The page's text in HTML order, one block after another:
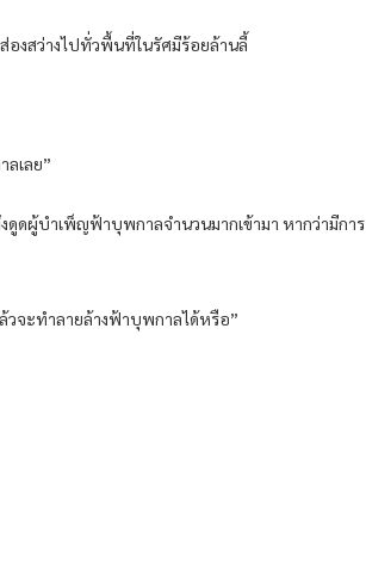
องสว่างไปทั่วพื้นที่ในรัศมีร้อยล้านลี้
เลย”
ดูดผู้บำเพ็ญฟ้าบุพกาลจำนวนมากเข้ามา หากว่ามีการ
วจะทำลายล้างฟ้าบุพกาลได้หรือ”